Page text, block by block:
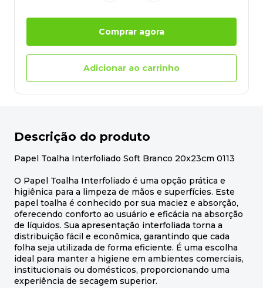
Comprar agora
Adicionar ao carrinho
Descrição do produto
Papel Toalha Interfoliado Soft Branco 20x23cm 0113
O Papel Toalha Interfoliado é uma opção prática e
higiênica para a limpeza de mãos e superfícies. Este
papel toalha é conhecido por sua maciez e absorção,
oferecendo conforto ao usuário e eficácia na absorção
de líquidos. Sua apresentação interfoliada torna a
distribuição fácil e econômica, garantindo que cada
folha seja utilizada de forma eficiente. É uma escolha
ideal para manter a higiene em ambientes comerciais,
institucionais ou domésticos, proporcionando uma
experiência de secagem superior.